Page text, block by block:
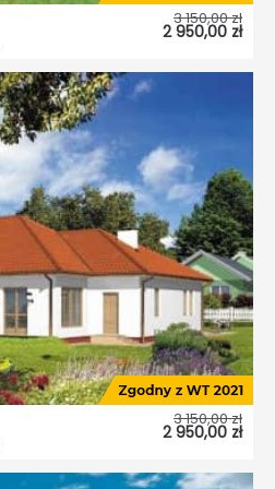
2 950,00 zł
3 150,00 zł
Wolnostojący
Bez garażu
Czterospadowy
18°
Tak
2 950,00 zł
3 150,00 zł